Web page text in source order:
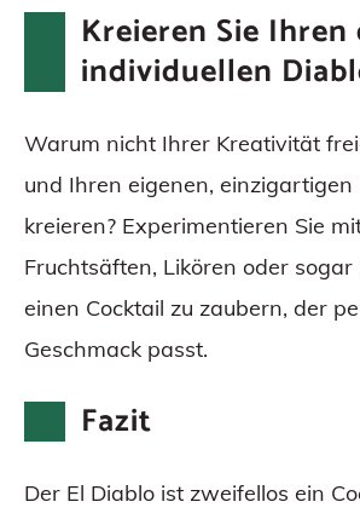
Kreieren Sie Ihren
individuellen
Warum nicht Ihrer Kreativität
und Ihren eigenen, einzigartigen
kreieren? Experimentieren Sie
Fruchtsäften, Likören oder sogar
einen Cocktail zu zaubern, der
Geschmack passt.
Fazit
Der El Diablo ist zweifellos ein